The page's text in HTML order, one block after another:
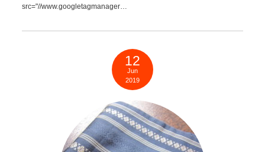
src="//www.googletagmanager…
12
Jun
2019